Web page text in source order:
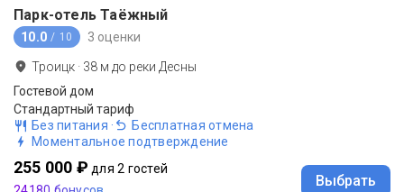
Парк-отель Таёжный
10.0 / 10 3 оценки
Троицк · 38 м до реки Десны
Гостевой дом
Стандартный тариф
Без питания ·
Бесплатная отмена
Моментальное подтверждение
255 000 ₽ для 2 гостей
Выбрать